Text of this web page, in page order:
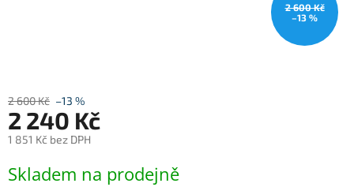
2 600 Kč
–13 %
2 600 Kč –13 %
2 240 Kč
1 851 Kč bez DPH
cena:
Skladem na prodejně